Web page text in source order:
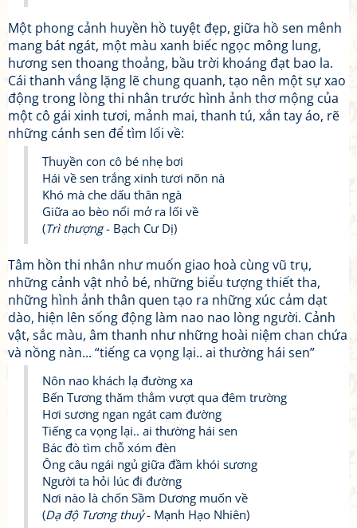
Một phong cảnh huyền hồ tuyệt đẹp, giữa hồ sen mênh
mang bát ngát, một màu xanh biếc ngọc mông lung,
hương sen thoang thoảng, bầu trời khoáng đạt bao la.
Cái thanh vắng lặng lẽ chung quanh, tạo nên một sự xao
động trong lòng thi nhân trước hình ảnh thơ mộng của
một cô gái xinh tươi, mảnh mai, thanh tú, xắn tay áo, rẽ
những cánh sen để tìm lối về:
Thuyền con cô bé nhẹ bơi
Hái về sen trắng xinh tươi nõn nà
Khó mà che dấu thân ngà
Giữa ao bèo nổi mở ra lối về
(Trì thượng- Bạch Cư Dị)
Tâm hồn thi nhân như muốn giao hoà cùng vũ trụ,
những cảnh vật nhỏ bé, những biểu tượng thiết tha,
những hình ảnh thân quen tạo ra những xúc cảm dạt
dào, hiện lên sống động làm nao nao lòng người. Cảnh
vật, sắc màu, âm thanh như những hoài niệm chan chứa
và nồng nàn... “tiếng ca vọng lại.. ai thường hái sen”
Nôn nao khách lạ đường xa
Bến Tương thăm thẳm vượt qua đêm trường
Hơi sương ngan ngát cam đường
Tiếng ca vọng lại.. ai thường hái sen
Bác đò tìm chỗ xóm đèn
Ông câu ngái ngủ giữa đầm khói sương
Người ta hỏi lúc đi đường
Nơi nào là chốn Sầm Dương muốn về
(Dạ độ Tương thuỷ- Mạnh Hạo Nhiên)